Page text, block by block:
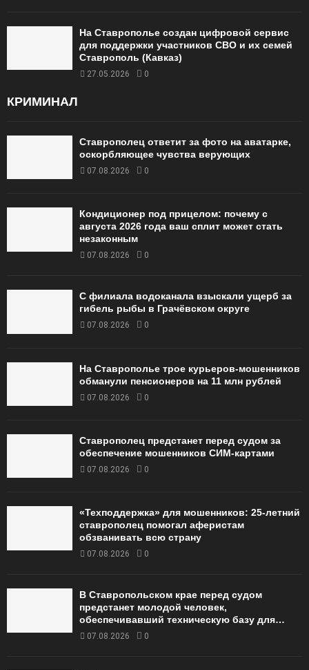
На Ставрополье создан цифровой сервис
для поддержки участников СВО и их семей
Ставрополь (Кавказ)
27.05.2026 0
КРИМИНАЛ
Ставрополец ответит за фото на аватарке,
оскорбляющее чувства верующих
07.08.2026 0
Кондиционер под прицелом: почему с
августа 2026 года ваш сплит может стать
незаконным
07.08.2026 0
С филиала водоканала взыскали ущерб за
гибель рыбы в Грачёвском округе
07.08.2026 0
На Ставрополье трое курьеров-мошенников
обманули пенсионеров на 11 млн рублей
07.08.2026 0
Ставрополец предстанет перед судом за
обеспечение мошенников СИМ-картами
07.08.2026 0
«Техподдержка» для мошенников: 25-летний
ставрополец помогал аферистам
обзванивать всю страну
07.08.2026 0
В Ставропольском крае перед судом
предстанет молодой человек,
обеспечивавший техническую базу для…
07.08.2026 0